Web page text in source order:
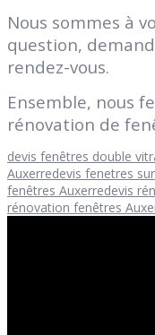
Nous sommes à
question,
rendez-vous.
Ensemble, nous
rénovation de
devis fenêtres double
Auxerredevis fenetres
fenêtres Auxerredevis
rénovation fenêtres